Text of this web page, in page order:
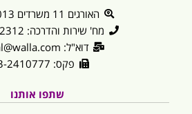
האורגים 11 משרדים 5013 אשדוד
מח' שירות והדרכה: 074-745-2312
דוא"ל: raz_kal@walla.com
פקס: 073-2410777
שתפו אותנו